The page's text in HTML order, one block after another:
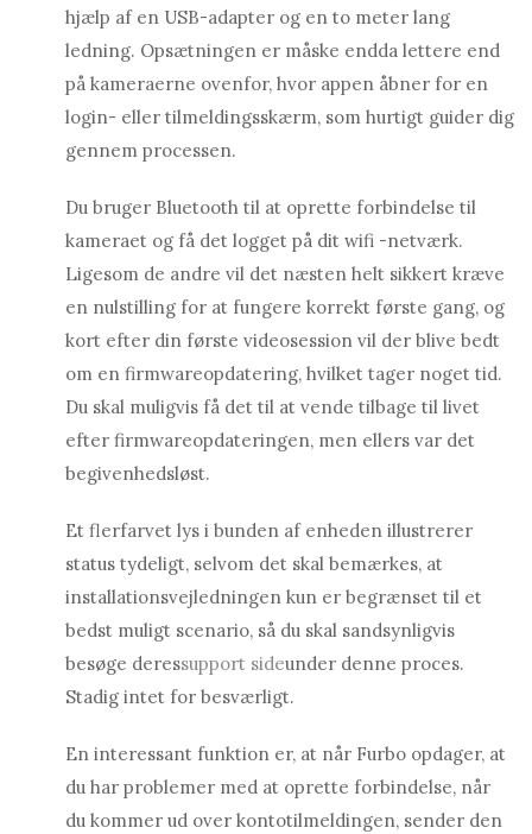
hjælp af en USB-adapter og en to meter lang
ledning. Opsætningen er måske endda lettere end
på kameraerne ovenfor, hvor appen åbner for en
login- eller tilmeldingsskærm, som hurtigt guider dig
gennem processen.
Du bruger Bluetooth til at oprette forbindelse til
kameraet og få det logget på dit wifi -netværk.
Ligesom de andre vil det næsten helt sikkert kræve
en nulstilling for at fungere korrekt første gang, og
kort efter din første videosession vil der blive bedt
om en firmwareopdatering, hvilket tager noget tid.
Du skal muligvis få det til at vende tilbage til livet
efter firmwareopdateringen, men ellers var det
begivenhedsløst.
Et flerfarvet lys i bunden af ​​enheden illustrerer
status tydeligt, selvom det skal bemærkes, at
installationsvejledningen kun er begrænset til et
bedst muligt scenario, så du skal sandsynligvis
besøge deressupport sideunder denne proces.
Stadig intet for besværligt.
En interessant funktion er, at når Furbo opdager, at
du har problemer med at oprette forbindelse, når
du kommer ud over kontotilmeldingen, sender den